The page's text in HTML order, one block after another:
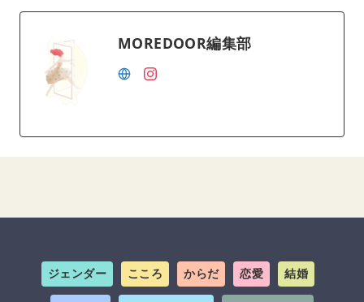
MOREDOOR編集部
ジェンダー こころ からだ 恋愛 結婚